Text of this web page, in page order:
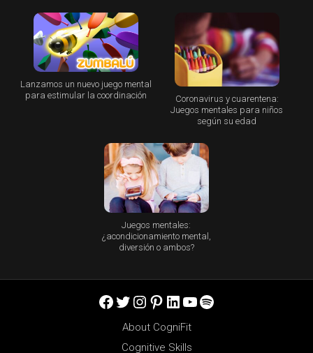
Lanzamos un nuevo juego mental
para estimular la coordinación
Coronavirus y cuarentena:
Juegos mentales para niños
según su edad
Juegos mentales:
¿acondicionamiento mental,
diversión o ambos?
Facebook
Twitter
Instagram
Pinterest
LinkedIn
YouTube
Spotify
About CogniFit
Cognitive Skills